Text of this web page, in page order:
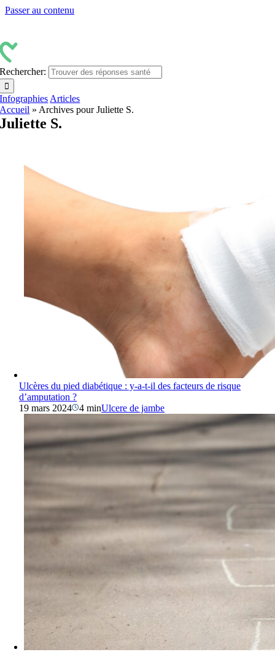
Passer au contenu
Rechercher:
Infographies Articles
Accueil » Archives pour Juliette S.
Juliette S.
Ulcères du pied diabétique : y-a-t-il des facteurs de risque
d’amputation ?
19 mars 2024
4 minUlcere de jambe